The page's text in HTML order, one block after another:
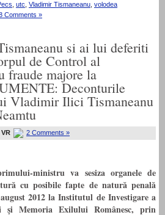
, utc, Vladimir Tismaneanu, volodea
Comments »
si ai lui deferiti
de Control al
fraude majore la
Deconturile
Vladimir Ilici Tismaneanu
VR 2 Comments »
ministru va sesiza organele de
cu posibile fapte de natură penală
2012 la Institutul de Investigare a
şi Memoria Exilului Românesc, prin